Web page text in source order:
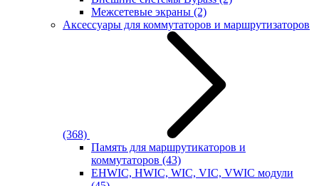
Межсетевые экраны (2)
Аксессуары для коммутаторов и маршрутизаторов
(368)
Память для маршрутикаторов и
коммутаторов (43)
EHWIC, HWIC, WIC, VIC, VWIC модули